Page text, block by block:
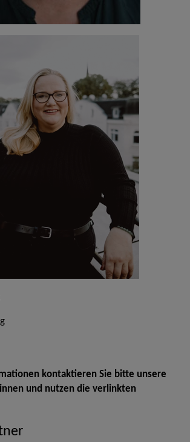
kontaktieren Sie bitte unsere
und nutzen die verlinkten